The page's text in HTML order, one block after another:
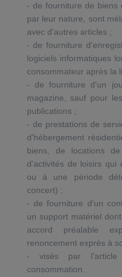
- de fourniture de biens
par leur nature, sont
avec d'autres articles ;
- de fourniture
logiciels informatiques
consommateur après la
- de fourniture d'un
magazine, sauf pour
publications ;
- de prestations de
d'hébergement
biens, de locations
d'activités de loisirs qui
ou à une période
concert) ;
- de fourniture d'un
un support matériel
accord préalable
renoncement exprès à
- visés par
consommation.